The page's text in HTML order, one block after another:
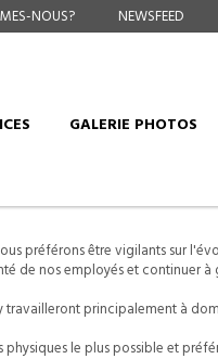
NOUS? NEWSFEED
GALERIE PHOTOS
préférons être vigilants sur
de nos employés et continuer à
travailleront principalement à
le plus possible et